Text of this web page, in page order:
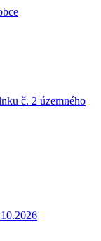
č. 2 územného